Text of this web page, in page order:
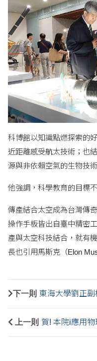
科博館以知識點燃探索的
近距離感受航太技術；也
源與非依賴空氣的生物技
他強調，科學教育的目標
傳產結合太空成為台灣傳
操作手板皆出自臺中精密
產與太空科技結合，就有
長也引用馬斯克（Elon
下一則 東海大學劉正
上一則 賀! 本院i應用